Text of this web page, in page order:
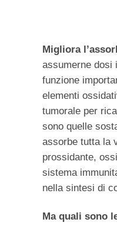
Migliora
assumerne dosi
funzione
elementi
tumorale per
sono quelle
assorbe tutta la
prossidante,
sistema
nella sintesi di
Ma quali sono